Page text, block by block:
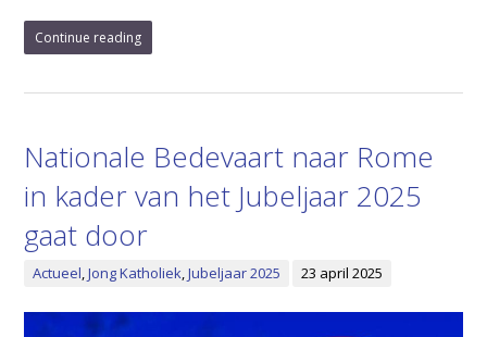
Continue reading
Nationale Bedevaart naar Rome
in kader van het Jubeljaar 2025
gaat door
Actueel ,Jong Katholiek ,Jubeljaar 2025 23 april 2025